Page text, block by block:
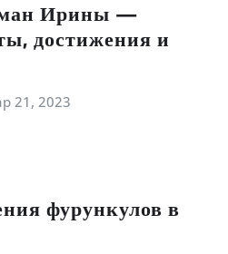
Ирины —
достижения и
21, 2023
фурункулов в